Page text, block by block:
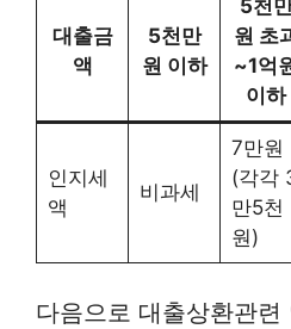
대출금
액
5천만
원 이하
5천
원 초
~1억
이하
인지세
액
비과세
7만원
(각각
만5천
원)
다음으로 대출상환관련